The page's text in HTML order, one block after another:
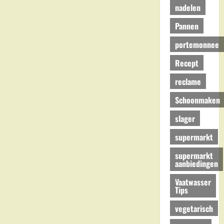
nadelen
Pannen
portemonnee
Recept
reclame
Schoonmaken
slager
supermarkt
supermarkt
aanbiedingen
Vaatwasser
Tips
vegetarisch